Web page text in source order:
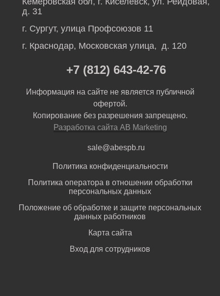
д. 31
г. Сургут, улица Профсоюзов 11
г. Краснодар, Московская улица, д. 120
+7 (812) 643-42-76
Информация на сайте не является публичной
офертой.
Копирование без разрешения запрещено.
Разработка сайта AB Marketing
sale@abespb.ru
Политика конфиденциальности
Политика оператора в отношении обработки
персональных данных
Положение об обработке и защите персональных
данных работников
Карта сайта
Вход для сотрудников